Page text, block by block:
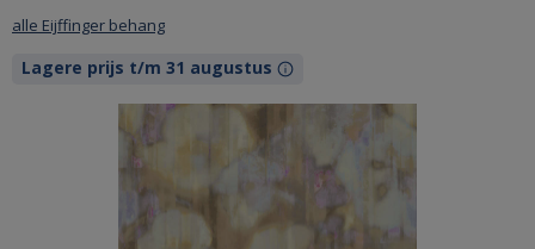
alle Eijffinger behang
Lagere prijs t/m 31 augustus